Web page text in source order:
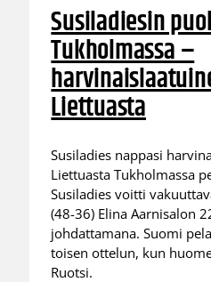
Susiladiesin
Tukholmassa –
Liettuasta
Susiladies nappasi
Liettuasta Tukholmassa
Susiladies voitti
(48-36) Elina Aarnisalon
johdattamana. Suomi
toisen ottelun, kun
Ruotsi.